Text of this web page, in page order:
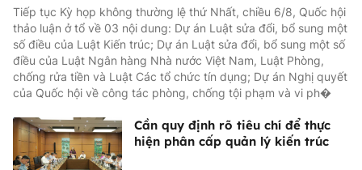
Tiếp tục Kỳ họp không thường lệ thứ Nhất, chiều 6/8, Quốc hội
thảo luận ở tổ về 03 nội dung: Dự án Luật sửa đổi, bổ sung một
số điều của Luật Kiến trúc; Dự án Luật sửa đổi, bổ sung một số
điều của Luật Ngân hàng Nhà nước Việt Nam, Luật Phòng,
chống rửa tiền và Luật Các tổ chức tín dụng; Dự án Nghị quyết
của Quốc hội về công tác phòng, chống tội phạm và vi ph�
Cần quy định rõ tiêu chí để thực
hiện phân cấp quản lý kiến trúc